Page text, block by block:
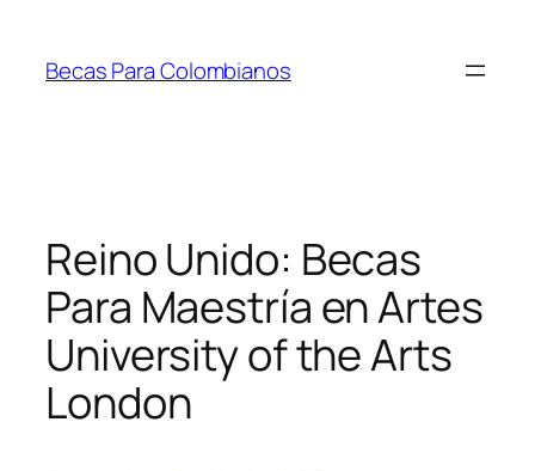
contenido
Becas Para Colombianos
Reino Unido: Becas
Para Maestría en Artes
University of the Arts
London